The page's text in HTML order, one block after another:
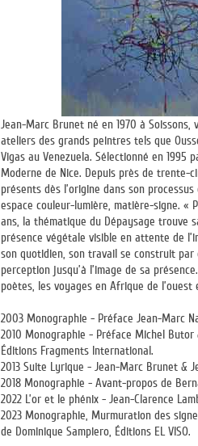
Jean-Marc Brunet né en 1970 à
ateliers des grands peintres tels que
Vigas au Venezuela. Sélectionné en 1995
Moderne de Nice. Depuis près de trente-
présents dès l’origine dans son
espace couleur-lumière, matière-signe. «
ans, la thématique du Dépaysage trouve
présence végétale visible en attente de
son quotidien, son travail se construit par
perception jusqu’à l’image de sa
poètes, les voyages en Afrique de
2003 Monographie - Préface Jean-Marc
2010 Monographie - Préface Michel
Éditions Fragments International.
2013 Suite Lyrique - Jean-Marc Brunet &
2018 Monographie - Avant-propos de
2022 L’or et le phénix - Jean-Clarence
2023 Monographie, Murmuration des
de Dominique Sampiero, Éditions EL VISO.